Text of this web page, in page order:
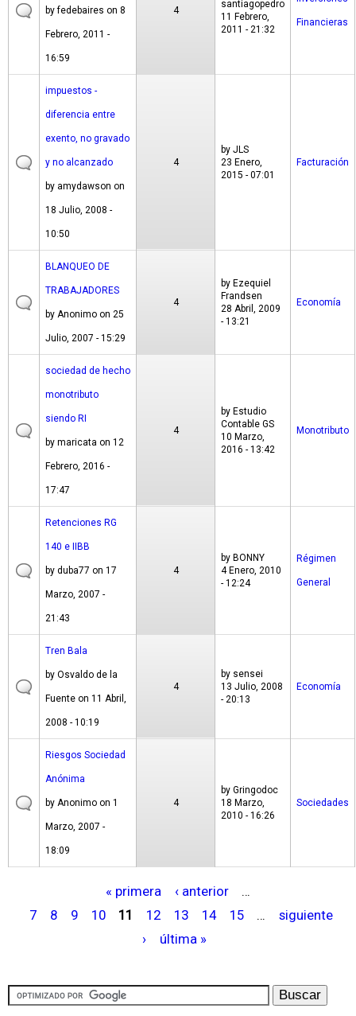
byfedebaires on 8
Febrero, 2011 -
16:59
4
santiagopedro
11 Febrero,
2011 - 21:32
Financieras
impuestos -
diferencia entre
exento, no gravado
y no alcanzado
by amydawson on
18 Julio, 2008 -
10:50
4
by JLS
23 Enero,
2015 - 07:01
Facturación
BLANQUEO DE
TRABAJADORES
by Anonimo on 25
Julio, 2007 - 15:29
4
by Ezequiel
Frandsen
28 Abril, 2009
- 13:21
Economía
sociedad de hecho
monotributo
siendo RI
by maricata on 12
Febrero, 2016 -
17:47
4
by Estudio
Contable GS
10 Marzo,
2016 - 13:42
Monotributo
Retenciones RG
140 e IIBB
by duba77 on 17
Marzo, 2007 -
21:43
4
by BONNY
4 Enero, 2010
- 12:24
Régimen
General
Tren Bala
by Osvaldo de la
Fuente on 11 Abril,
2008 - 10:19
4
by sensei
13 Julio, 2008
- 20:13
Economía
Riesgos Sociedad
Anónima
by Anonimo on 1
Marzo, 2007 -
18:09
4
by Gringodoc
18 Marzo,
2010 - 16:26
Sociedades
i
n
« primera ‹ anterior
…
7
8 9 10 11 12 13 14 15 …
siguiente
›
última »